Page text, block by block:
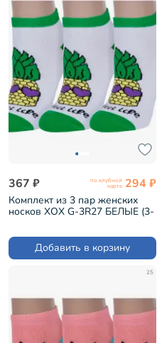
367 ₽ по клубной
карте 294 ₽
Комплект из 3 пар женских
носков ХОХ G-3R27 БЕЛЫЕ (3-
Добавить в корзину
25